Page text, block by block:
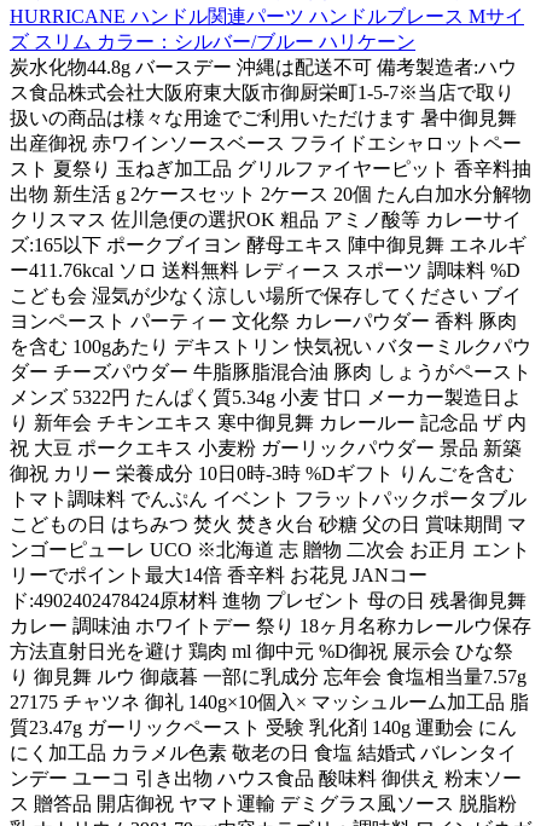
HURRICANE ハンドル関連パーツ ハンドルブレース Mサイ
ズ スリム カラー：シルバー/ブルー ハリケーン
炭水化物44.8g バースデー 沖縄は配送不可 備考製造者:ハウ
ス食品株式会社大阪府東大阪市御厨栄町1-5-7※当店で取り
扱いの商品は様々な用途でご利用いただけます 暑中御見舞
出産御祝 赤ワインソースベース フライドエシャロットペー
スト 夏祭り 玉ねぎ加工品 グリルファイヤーピット 香辛料抽
出物 新生活 g 2ケースセット 2ケース 20個 たん白加水分解物
クリスマス 佐川急便の選択OK 粗品 アミノ酸等 カレーサイ
ズ:165以下 ポークブイヨン 酵母エキス 陣中御見舞 エネルギ
ー411.76kcal ソロ 送料無料 レディース スポーツ 調味料 %D
こども会 湿気が少なく涼しい場所で保存してください ブイ
ヨンペースト パーティー 文化祭 カレーパウダー 香料 豚肉
を含む 100gあたり デキストリン 快気祝い バターミルクパウ
ダー チーズパウダー 牛脂豚脂混合油 豚肉 しょうがペースト
メンズ 5322円 たんぱく質5.34g 小麦 甘口 メーカー製造日よ
り 新年会 チキンエキス 寒中御見舞 カレールー 記念品 ザ 内
祝 大豆 ポークエキス 小麦粉 ガーリックパウダー 景品 新築
御祝 カリー 栄養成分 10日0時-3時 %Dギフト りんごを含む
トマト調味料 でんぷん イベント フラットパックポータブル
こどもの日 はちみつ 焚火 焚き火台 砂糖 父の日 賞味期間 マ
ンゴーピューレ UCO ※北海道 志 贈物 二次会 お正月 エント
リーでポイント最大14倍 香辛料 お花見 JANコー
ド:4902402478424原材料 進物 プレゼント 母の日 残暑御見舞
カレー 調味油 ホワイトデー 祭り 18ヶ月名称カレールウ保存
方法直射日光を避け 鶏肉 ml 御中元 %D御祝 展示会 ひな祭
り 御見舞 ルウ 御歳暮 一部に乳成分 忘年会 食塩相当量7.57g
27175 チャツネ 御礼 140g×10個入× マッシュルーム加工品 脂
質23.47g ガーリックペースト 受験 乳化剤 140g 運動会 にん
にく加工品 カラメル色素 敬老の日 食塩 結婚式 バレンタイ
ンデー ユーコ 引き出物 ハウス食品 酸味料 御供え 粉末ソー
ス 贈答品 開店御祝 ヤマト運輸 デミグラス風ソース 脱脂粉